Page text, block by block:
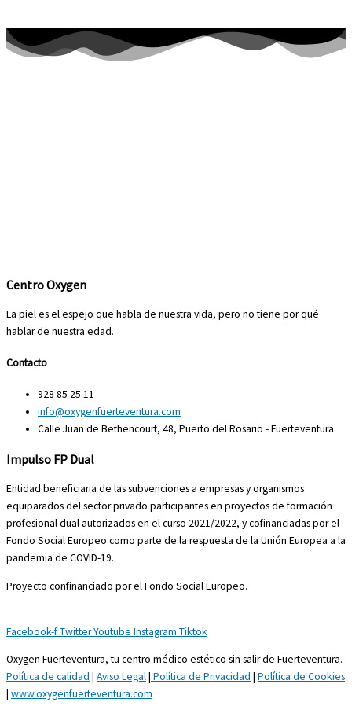
Centro Oxygen
La piel es el espejo que habla de nuestra vida, pero no tiene por qué
hablar de nuestra edad.
Contacto
928 85 25 11
info@oxygenfuerteventura.com
Calle Juan de Bethencourt, 48, Puerto del Rosario - Fuerteventura
Impulso FP Dual
Entidad beneficiaria de las subvenciones a empresas y organismos
equiparados del sector privado participantes en proyectos de formación
profesional dual autorizados en el curso 2021/2022, y cofinanciadas por el
Fondo Social Europeo como parte de la respuesta de la Unión Europea a la
pandemia de COVID-19.
Proyecto confinanciado por el Fondo Social Europeo.
Facebook-fTwitterYoutube Instagram Tiktok
Oxygen Fuerteventura, tu centro médico estético sin salir de Fuerteventura.
Política de calidad | Aviso Legal| Política de Privacidad | Política de Cookies
| www.oxygenfuerteventura.com